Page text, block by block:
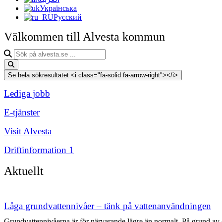
Українська
Русский
Välkommen till Alvesta kommun
Sök
på
alvesta.se
Se hela sökresultatet <i class="fa-solid fa-arrow-right"></i>
Lediga jobb
E-tjänster
Visit Alvesta
Driftinformation 1
Aktuellt
Låga grundvattennivåer – tänk på vattenanvändningen